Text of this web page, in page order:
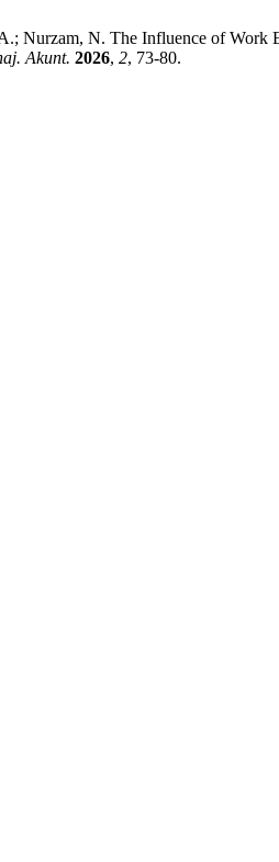
Nurzam, N. The Influence of Work
Akunt. 2026, 2, 73-80.